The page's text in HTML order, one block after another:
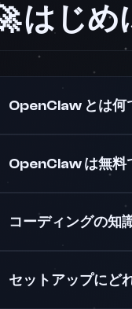
はじめ
OpenClaw とは何
OpenClaw は無料
コーディングの知
セットアップにど